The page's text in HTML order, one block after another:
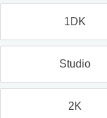
1DK
Studio
2K